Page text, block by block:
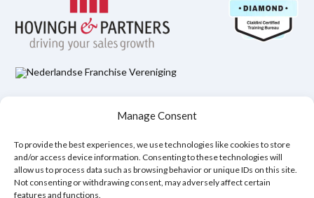
Manage Consent
To provide the best experiences, we use technologies like cookies to store
and/or access device information. Consenting to these technologies will
allow us to process data such as browsing behavior or unique IDs on this site.
Not consenting or withdrawing consent, may adversely affect certain
features and functions.
Juridisk ansvarsfriskrivning
Policy för cookies (EU)
Copyright © 2026